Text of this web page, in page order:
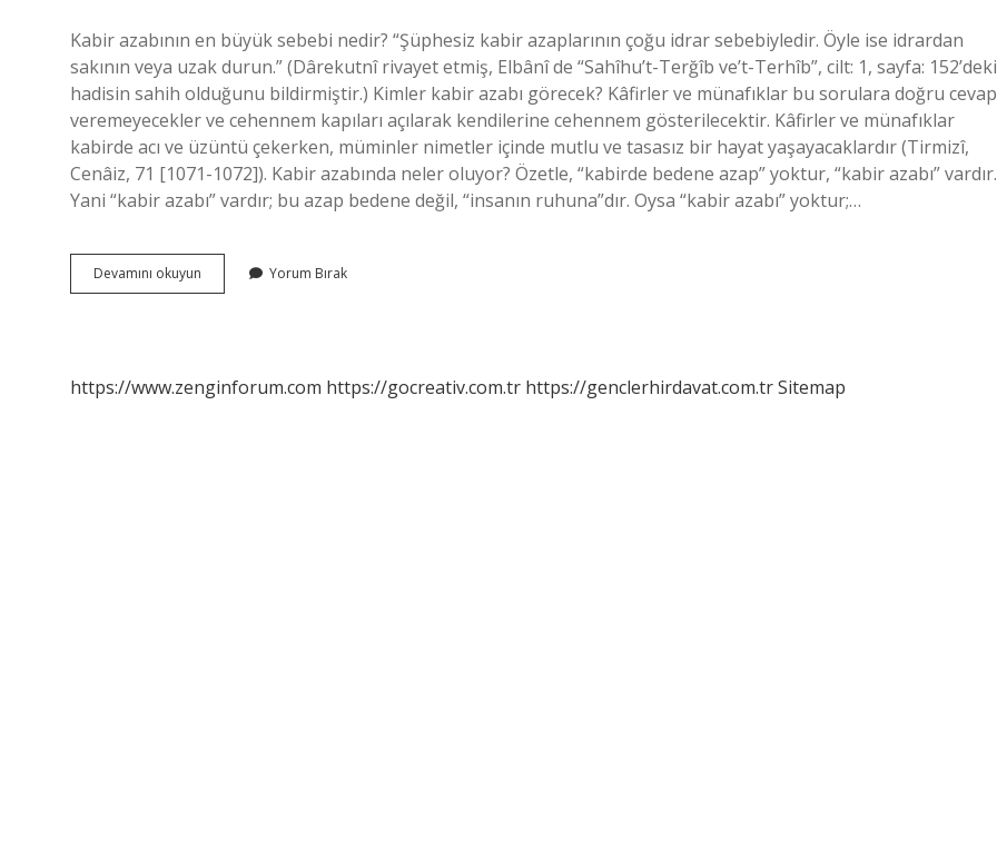
Kabir azabının en büyük sebebi nedir? “Şüphesiz kabir azaplarının çoğu idrar sebebiyledir. Öyle ise idrardan
sakının veya uzak durun.” (Dârekutnî rivayet etmiş, Elbânî de “Sahîhu’t-Terğîb ve’t-Terhîb”, cilt: 1, sayfa: 152’deki
hadisin sahih olduğunu bildirmiştir.) Kimler kabir azabı görecek? Kâfirler ve münafıklar bu sorulara doğru cevap
veremeyecekler ve cehennem kapıları açılarak kendilerine cehennem gösterilecektir. Kâfirler ve münafıklar
kabirde acı ve üzüntü çekerken, müminler nimetler içinde mutlu ve tasasız bir hayat yaşayacaklardır (Tirmizî,
Cenâiz, 71 [1071-1072]). Kabir azabında neler oluyor? Özetle, “kabirde bedene azap” yoktur, “kabir azabı” vardır.
Yani “kabir azabı” vardır; bu azap bedene değil, “insanın ruhuna”dır. Oysa “kabir azabı” yoktur;…
Devamını okuyun
Azabının
Yorum Bırak
https://www.zenginforum.com https://gocreativ.com.tr https://genclerhirdavat.com.trSitemap